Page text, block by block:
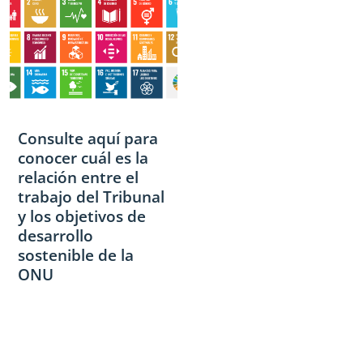
Consulte aquí para
conocer cuál es la
relación entre el
trabajo del Tribunal
y los objetivos de
desarrollo
sostenible de la
ONU